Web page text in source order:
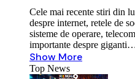
Cele mai recente stiri din
despre internet, retele de
sisteme de operare,
importante despre
Show More
Top News